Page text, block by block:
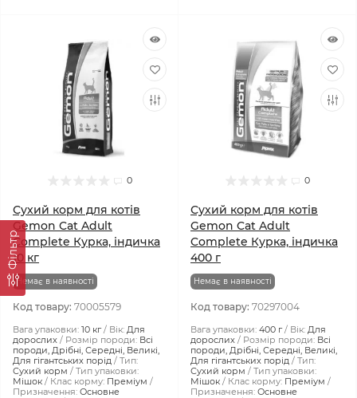
Фiльтр
0
Сухий корм для котів
Gemon Cat Adult
Complete Курка, індичка
10 кг
Немає в наявності
Код товару: 70005579
Вага упаковки: 10 кг Вік: Для
дорослих
Розмір породи: Всі
породи, Дрібні, Середні, Великі,
Для гігантських порід
Тип:
Сухий корм
Тип упаковки:
Мішок
Клас корму: Преміум
Призначення: Основне
0
Сухий корм для котів
Gemon Cat Adult
Complete Курка, індичка
400 г
Немає в наявності
Код товару: 70297004
Вага упаковки: 400 г Вік: Для
дорослих
Розмір породи: Всі
породи, Дрібні, Середні, Великі,
Для гігантських порід
Тип:
Сухий корм
Тип упаковки:
Мішок
Клас корму: Преміум
Призначення: Основне